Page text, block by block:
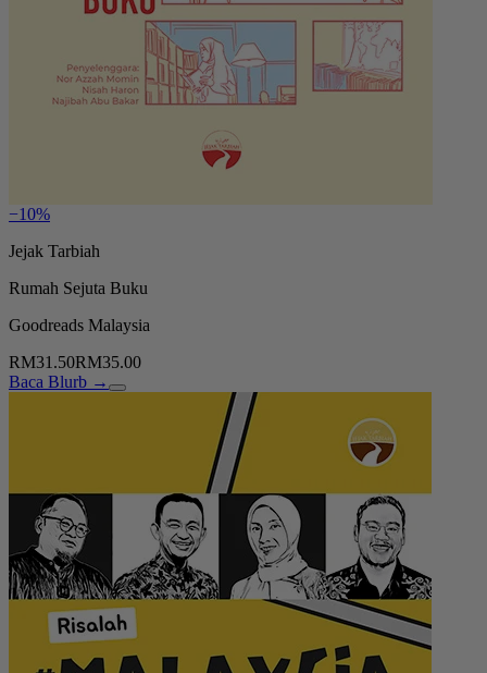
−10%
Jejak Tarbiah
Rumah Sejuta Buku
Goodreads Malaysia
RM31.50RM35.00
Baca Blurb →